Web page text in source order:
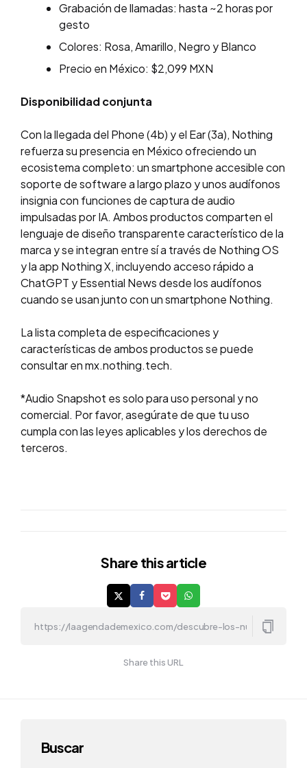
Grabación de llamadas: hasta ~2 horas por
gesto
Colores: Rosa, Amarillo, Negro y Blanco
Precio en México: $2,099 MXN
Disponibilidad conjunta
Con la llegada del Phone (4b) y el Ear (3a), Nothing
refuerza su presencia en México ofreciendo un
ecosistema completo: un smartphone accesible con
soporte de software a largo plazo y unos audífonos
insignia con funciones de captura de audio
impulsadas por IA. Ambos productos comparten el
lenguaje de diseño transparente característico de la
marca y se integran entre sí a través de Nothing OS
y la app Nothing X, incluyendo acceso rápido a
ChatGPT y Essential News desde los audífonos
cuando se usan junto con un smartphone Nothing.
La lista completa de especificaciones y
características de ambos productos se puede
consultar en mx.nothing.tech.
*Audio Snapshot es solo para uso personal y no
comercial. Por favor, asegúrate de que tu uso
cumpla con las leyes aplicables y los derechos de
terceros.
Share this article
Share this URL
Buscar